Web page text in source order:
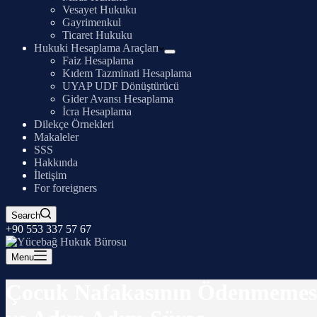
Vesayet Hukuku
Gayrimenkul
Ticaret Hukuku
Hukuki Hesaplama Araçları
Faiz Hesaplama
Kıdem Tazminati Hesaplama
UYAP UDF Dönüştürücü
Gider Avansı Hesaplama
İcra Hesaplama
Dilekçe Örnekleri
Makaleler
SSS
Hakkında
İletişim
For foreigners
Search
+90 553 337 57 67
Menu